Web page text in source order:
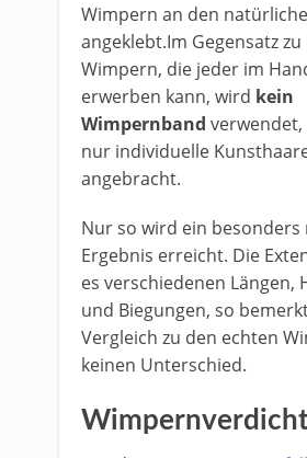
Wimpern an den
angeklebt.Im Gegensatz
Wimpern, die jeder im
erwerben kann, wird kein
Wimpernband
nur individuelle
angebracht.
Nur so wird ein besonders
Ergebnis erreicht. Die
es verschiedenen Längen,
und Biegungen, so
Vergleich zu den echten
keinen Unterschied.